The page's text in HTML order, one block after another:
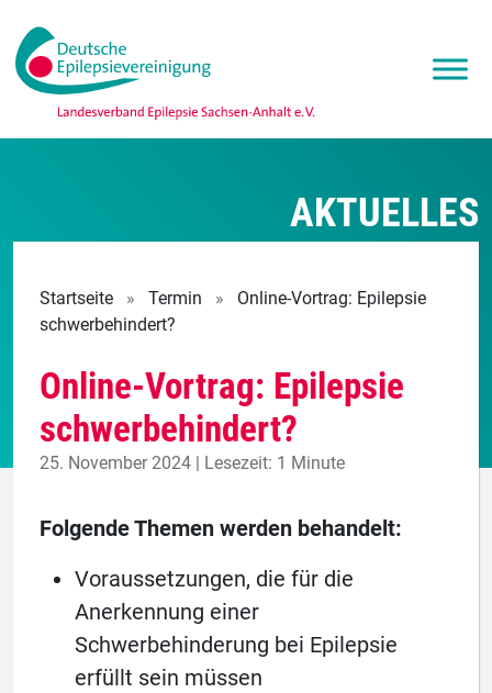
AKTUELLES
Startseite » Termin »
Online-Vortrag: Epilepsie
schwerbehindert?
Online-Vortrag: Epilepsie
schwerbehindert?
25. November 2024 | Lesezeit: 1 Minute
Folgende Themen werden behandelt:
Voraussetzungen, die für die
Anerkennung einer
Schwerbehinderung bei Epilepsie
erfüllt sein müssen